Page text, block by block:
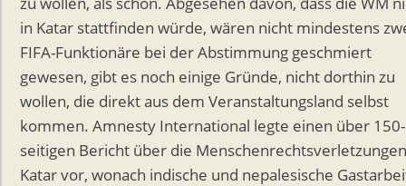
in Katar stattfinden würde, wären nicht mindestens
FIFA-Funktionäre bei der Abstimmung geschmiert
gewesen, gibt es noch einige Gründe, nicht dorthin zu
wollen, die direkt aus dem Veranstaltungsland selbst
kommen. Amnesty International legte einen über 150-
seitigen Bericht über die
Katar vor, wonach indische und nepalesische